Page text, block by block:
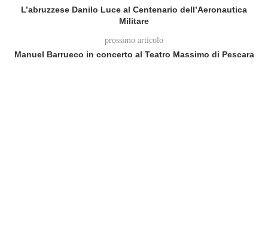
L’abruzzese Danilo Luce al Centenario dell’Aeronautica
Militare
prossimo articolo
Manuel Barrueco in concerto al Teatro Massimo di Pescara